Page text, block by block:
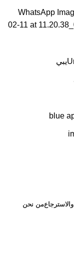
من نحن